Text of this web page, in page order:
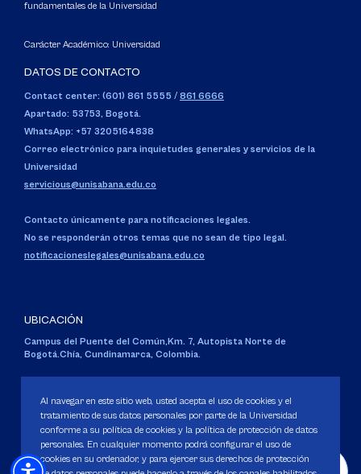
fundamentales de la Universidad
Carácter Académico: Universidad
DATOS DE CONTACTO
Contact center: (601) 861 5555 / 861 6666
Apartado: 53753, Bogotá.
WhatsApp: +57 3205164838
Correo electrónico para inquietudes generales y servicios de la
Universidad
servicious@unisabana.edu.co
Contacto únicamente para notificaciones legales.
No se responderán otros temas que no sean de tipo legal.
notificacioneslegales@unisabana.edu.co
UBICACIÓN
Campus del Puente del Común,Km. 7, Autopista Norte de
Bogotá.Chía, Cundinamarca, Colombia.
Personería Jurídica:Resolución 130 del 14 de enero de 1980.
Ministerio de Educación Nacional.
Al navegar en este sitio web, usted acepta el uso de cookies y el
tratamiento de sus datos personales por parte de la Universidad
conforme a su política de cookies y la política de protección de datos
personales. En cualquier momento podrá configurar el uso de
cookies en su ordenador, y para ejercer sus derechos de protección